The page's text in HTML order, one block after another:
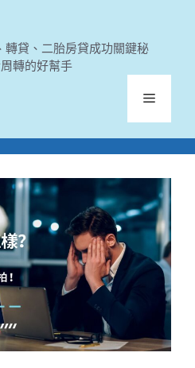
轉貸、二胎房貸成功關鍵秘
轉的好幫手
選